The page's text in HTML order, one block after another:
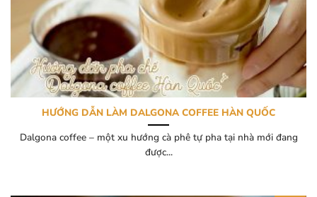
HƯỚNG DẪN LÀM DALGONA COFFEE HÀN QUỐC
Dalgona coffee – một xu hướng cà phê tự pha tại nhà mới đang
được...